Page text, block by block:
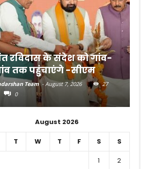
रविदास के संदेश को गांव-
तक पहुंचाएंगे -सीएम
Team - August 7, 2026
27
0
August 2026
T W T F S S
1
2